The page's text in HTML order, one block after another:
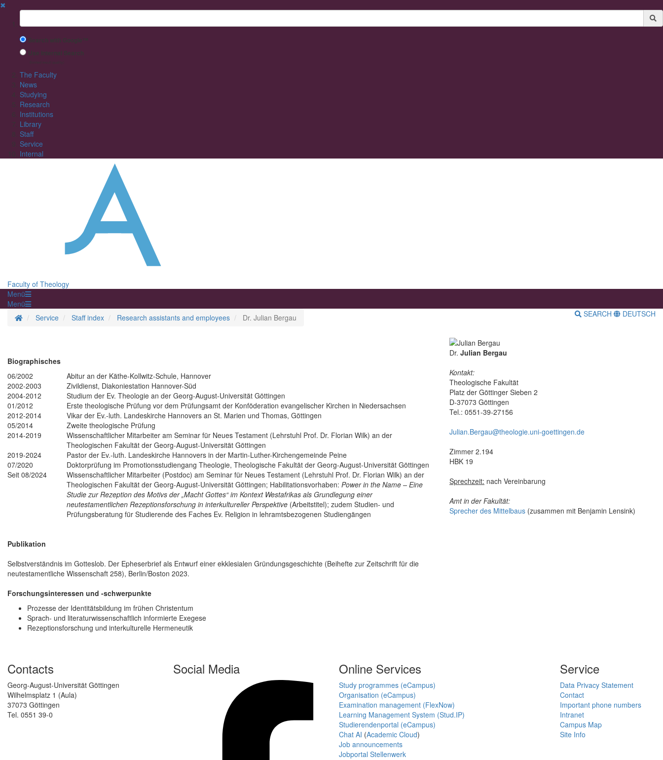
✖
Suchbegriff
Search with Google™
Use Internal Search
The Faculty
News
Studying
Research
Institutions
Library
Staff
Service
Internal
Faculty of Theology
Menü
Menü
Homepage
Service Staff index Research assistants and employees Dr. Julian Bergau SEARCH DEUTSCH
Biographisches
06/2002
Abitur an der Käthe-Kollwitz-Schule, Hannover
2002-2003
Zivildienst, Diakoniestation Hannover-Süd
2004-2012
Studium der Ev. Theologie an der Georg-August-Universität Göttingen
01/2012
Erste theologische Prüfung vor dem Prüfungsamt der Konföderation evangelischer Kirchen in Niedersachsen
2012-2014
Vikar der Ev.-luth. Landeskirche Hannovers an St. Marien und Thomas, Göttingen
05/2014
Zweite theologische Prüfung
2014-2019
Wissenschaftlicher Mitarbeiter am Seminar für Neues Testament (Lehrstuhl Prof. Dr. Florian Wilk) an der
Theologischen Fakultät der Georg-August-Universität Göttingen
2019-2024
Pastor der Ev.-luth. Landeskirche Hannovers in der Martin-Luther-Kirchengemeinde Peine
07/2020
Doktorprüfung im Promotionsstudiengang Theologie, Theologische Fakultät der Georg-August-Universität Göttingen
Seit 08/2024
Wissenschaftlicher Mitarbeiter (Postdoc) am Seminar für Neues Testament (Lehrstuhl Prof. Dr. Florian Wilk) an der
Theologischen Fakultät der Georg-August-Universität Göttingen; Habilitationsvorhaben: Power in the Name – Eine
Studie zur Rezeption des Motivs der „Macht Gottes“ im Kontext Westafrikas als Grundlegung einer
neutestamentlichen Rezeptionsforschung in interkultureller Perspektive (Arbeitstitel); zudem Studien- und
Prüfungsberatung für Studierende des Faches Ev. Religion in lehramtsbezogenen Studiengängen
Publikation
Selbstverständnis im Gotteslob. Der Epheserbrief als Entwurf einer ekklesialen Gründungsgeschichte (Beihefte zur Zeitschrift für die
neutestamentliche Wissenschaft 258), Berlin/Boston 2023.
Forschungsinteressen und -schwerpunkte
Prozesse der Identitätsbildung im frühen Christentum
Sprach- und literaturwissenschaftlich informierte Exegese
Rezeptionsforschung und interkulturelle Hermeneutik
Dr. Julian Bergau
Kontakt:
Theologische Fakultät
Platz der Göttinger Sieben 2
D-37073 Göttingen
Tel.: 0551-39-27156
Julian.Bergau@theologie.uni-goettingen.de
Zimmer 2.194
HBK 19
Sprechzeit: nach Vereinbarung
Amt in der Fakultät:
Sprecher des Mittelbaus (zusammen mit Benjamin Lensink)
Contacts
Georg-August-Universität Göttingen
Wilhelmsplatz 1 (Aula)
37073 Göttingen
Tel. 0551 39-0
Social Media Online Services
Study programmes (eCampus)
Organisation (eCampus)
Examination management (FlexNow)
Learning Management System (Stud.IP)
Studierendenportal (eCampus)
Chat AI (Academic Cloud)
Job announcements
Jobportal Stellenwerk
Service
Data Privacy Statement
Contact
Important phone numbers
Intranet
Campus Map
Site Info